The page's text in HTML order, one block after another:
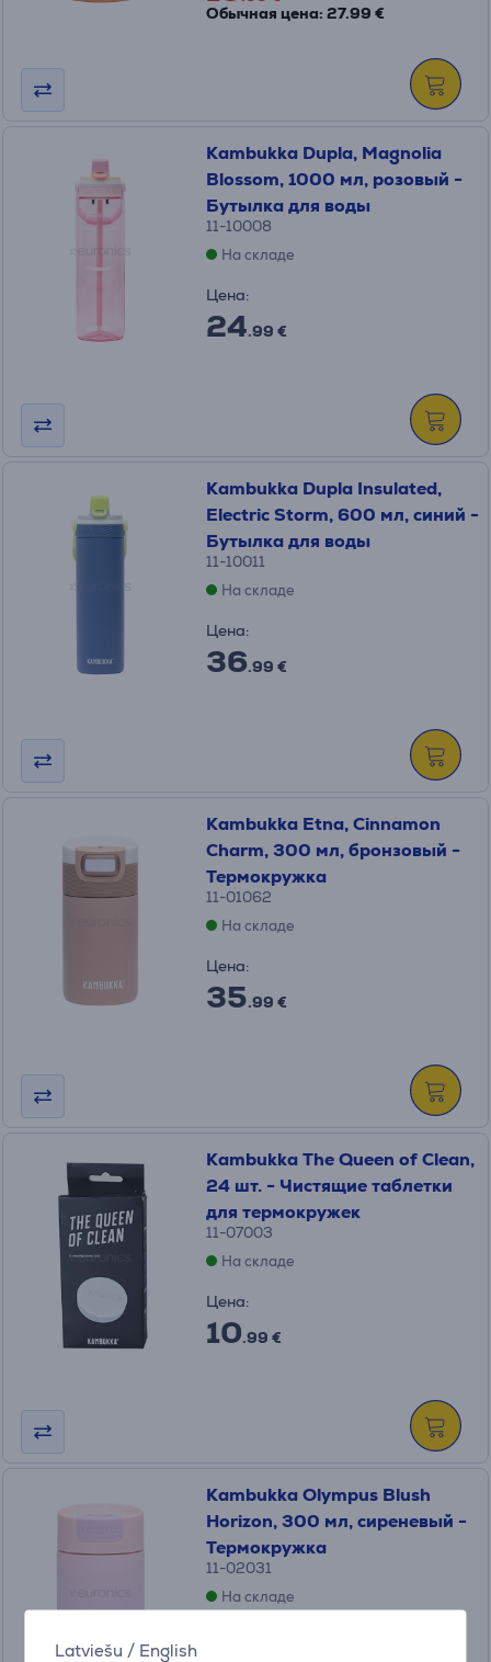
Latviešu / English
Обычная цена: 27.99 €
Kambukka Dupla, Magnolia
Blossom, 1000 мл, розовый -
Бутылка для воды
11-10008
На складе
Цена:
24.99 €
Kambukka Dupla Insulated,
Electric Storm, 600 мл, синий -
Бутылка для воды
11-10011
На складе
Цена:
36.99 €
Kambukka Etna, Cinnamon
Charm, 300 мл, бронзовый -
Термокружка
11-01062
На складе
Цена:
35.99 €
Kambukka The Queen of Clean,
24 шт. - Чистящие таблетки
для термокружек
11-07003
На складе
Цена:
10.99 €
Kambukka Olympus Blush
Horizon, 300 мл, сиреневый -
Термокружка
11-02031
На складе